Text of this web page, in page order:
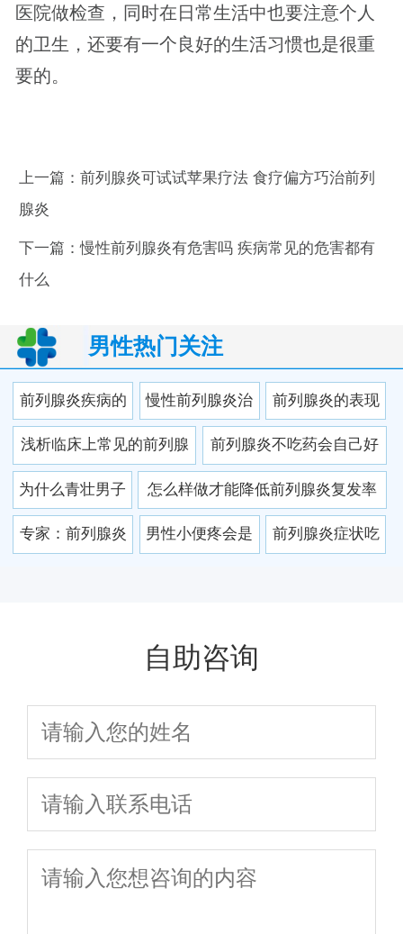
医院做检查，同时在日常生活中也要注意个人
的卫生，还要有一个良好的生活习惯也是很重
要的。
上一篇： 前列腺炎可试试苹果疗法 食疗偏方巧治前列
腺炎
下一篇：慢性前列腺炎有危害吗 疾病常见的危害都有
什么
男性热门关注
前列腺炎疾病的
诱发原因有什么
慢性前列腺炎治
疗误区有哪些 怎
样尽快的治疗
前列腺炎的表现
一般有哪些 前列
腺炎的临床表现
浅析临床上常见的前列腺
炎的诊断方法
前列腺炎不吃药会自己好
吗 前列腺炎会引起阳痿早
泄
为什么青壮男子
也得前列腺炎？
怎么样做才能降低前列腺炎复发率
专家：前列腺炎 男性小便疼会是
时间
前列腺炎症状吃
自助咨询